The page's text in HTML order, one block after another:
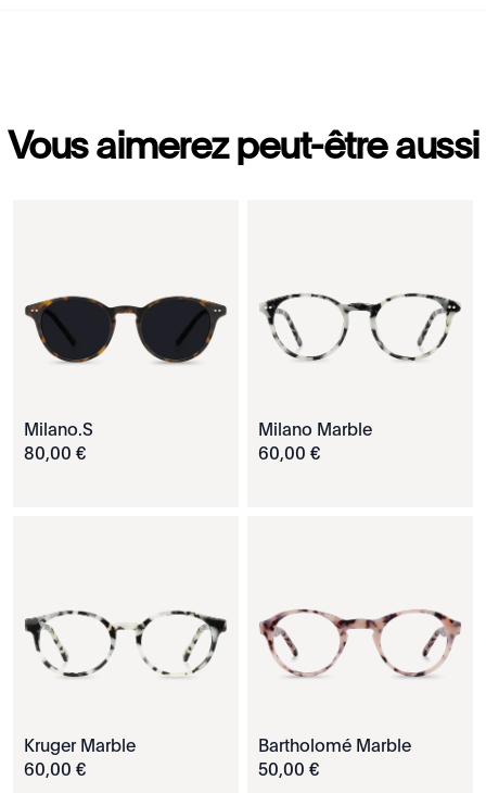
Vous aimerez peut-être aussi
Milano.S
80,00 €
Milano Marble
60,00 €
Kruger Marble
60,00 €
Bartholomé Marble
50,00 €